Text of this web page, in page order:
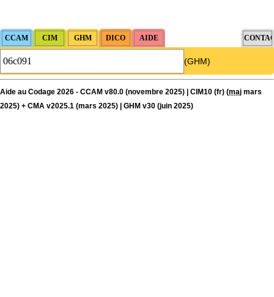
(GHM)
Aide au Codage 2026 - CCAM v80.0 (novembre 2025) | CIM10 (fr) (maj mars
2025) + CMA v2025.1 (mars 2025) | GHM v30 (juin 2025)